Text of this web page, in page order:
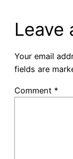
Leave
Your email
fields are
Comment *